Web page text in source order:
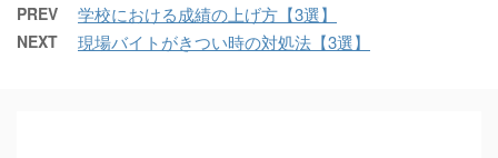
PREV 学校における成績の上げ方【3選】
NEXT 現場バイトがきつい時の対処法【3選】